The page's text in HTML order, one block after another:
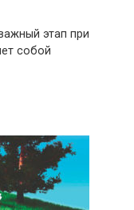
этап при
собой